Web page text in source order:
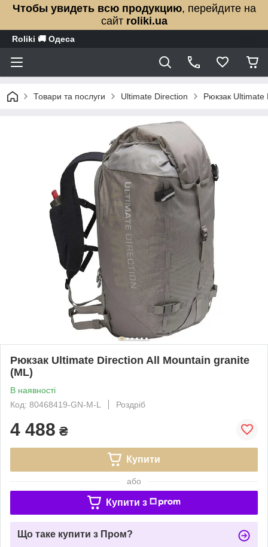
Чтобы увидеть всю продукцию, перейдите на
сайт roliki.ua
Roliki 🚚 Одеса
Товари та послуги Ultimate Direction Рюкзак
Рюкзак Ultimate Direction All Mountain granite
(ML)
В наявності
Код: 80468419-GN-M-L
Роздріб
4 488 ₴
Купити
або
Купити з
Що таке купити з Пром?